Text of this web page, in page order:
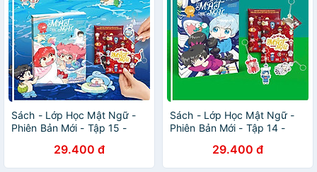
Sách - Lớp Học Mật Ngữ -
Phiên Bản Mới - Tập 15 -
Khóa Cung Hoàng Đạo Kiwi
Kiwi
29.400 đ
Sách - Lớp Học Mật Ngữ -
Phiên Bản Mới - Tập 14 -
Khóa Cung Hoàng Đạo Kiwi
Kiwi
29.400 đ